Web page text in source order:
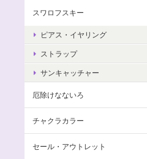
スワロフスキー
ピアス・イヤリング
ストラップ
サンキャッチャー
厄除けなないろ
チャクラカラー
セール・アウトレット